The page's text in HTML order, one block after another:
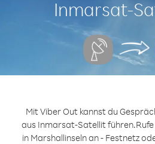
Inmarsat-
Mit Viber Out kannst du
aus Inmarsat-Satellit führen.
in Marshallinseln an - Festnetz